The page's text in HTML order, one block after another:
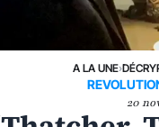
A LA UNE›
20